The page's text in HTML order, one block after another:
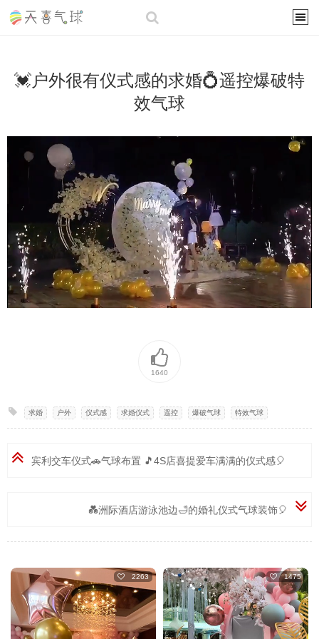
💓户外很有仪式感的求婚💍遥控爆破特
效气球
1640
求婚 户外 仪式感 求婚仪式 遥控 爆破气球 特效气球
宾利交车仪式🚗气球布置 🎵4S店喜提爱车满满的仪式感🎈
💑洲际酒店游泳池边🛁的婚礼仪式气球装饰🎈
2263 1475